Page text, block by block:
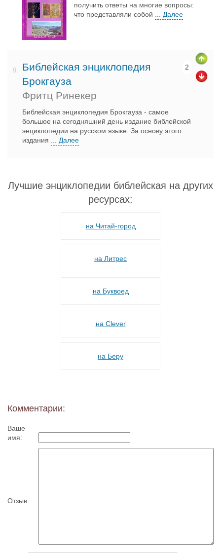
получить ответы на многие вопросы:
что представляли собой
... Далее
9.
Библейская энциклопедия
Брокгауза
Фритц Ринекер
2
Библейская энциклопедия Брокгауза - самое
большое на сегодняшний день издание библейской
энциклопедии на русском языке. За основу этого
издания ... Далее
Лучшие энциклопедии библейская на других
ресурсах:
на Читай-город
на Литрес
на Буквоед
на Сlever
на Беру
Комментарии:
Ваше
имя:
Отзыв: